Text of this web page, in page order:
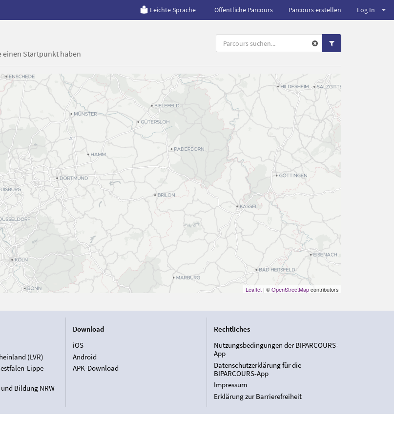
Leichte Sprache Öffentliche Parcours Parcours erstellen Log In
einen Startpunkt haben
Leaflet| ©OpenStreetMapcontributors
(LVR)
Lippe
Bildung NRW
Download
iOS
Android
APK-Download
Rechtliches
Nutzungsbedingungen der BIPARCOURS-
App
Datenschutzerklärung für die
BIPARCOURS-App
Impressum
Erklärung zur Barrierefreiheit